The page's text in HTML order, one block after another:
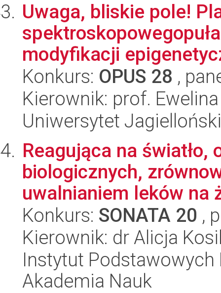
Uwaga, bliskie pole!
modyfikacji
Konkurs: OPUS 28 ,
Kierownik: prof.
Uniwersytet Jagielloński
Reagująca na światło,
biologicznych,
uwalnianiem leków na
Konkurs: SONATA 20 ,
Kierownik: dr Alicja
Instytut
Akademia Nauk